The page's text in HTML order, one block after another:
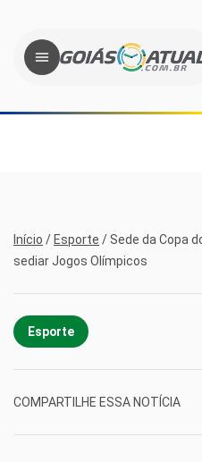
Início / Esporte / Sede da Copa
sediar Jogos Olímpicos
Esporte
COMPARTILHE ESSA NOTÍCIA